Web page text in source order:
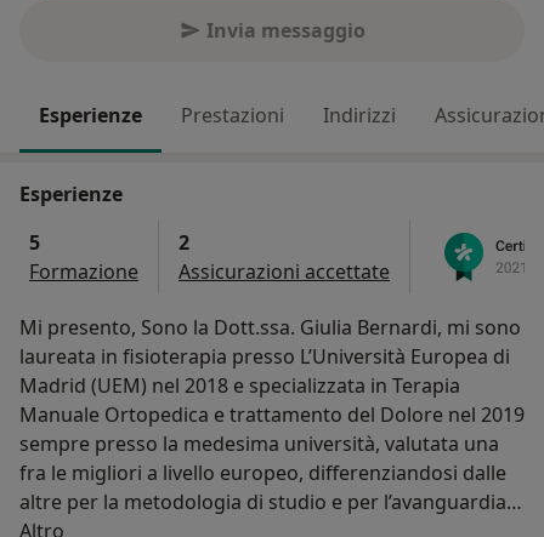
Invia messaggio
Esperienze Prestazioni Indirizzi
Esperienze
5
Formazione
2
Assicurazioni accettate
Mi presento, Sono la Dott.ssa. Giulia Bernardi, mi sono
laureata in fisioterapia presso L’Università Europea di
Madrid (UEM) nel 2018 e specializzata in Terapia
Manuale Ortopedica e trattamento del Dolore nel 2019
sempre presso la medesima università, valutata una
fra le migliori a livello europeo, differenziandosi dalle
altre per la metodologia di studio e per l’avanguardia
nei metodi di riabilitazione. Sono una libera
Altro